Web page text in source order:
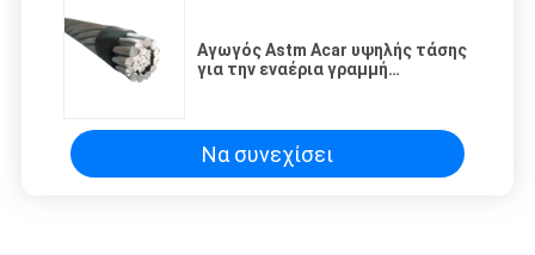
Αγωγός Astm Acar υψηλής τάσης
για την εναέρια γραμμή
Να συνεχίσει